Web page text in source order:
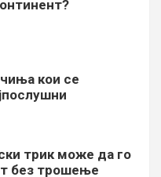
кои се
трик може да го
без трошење